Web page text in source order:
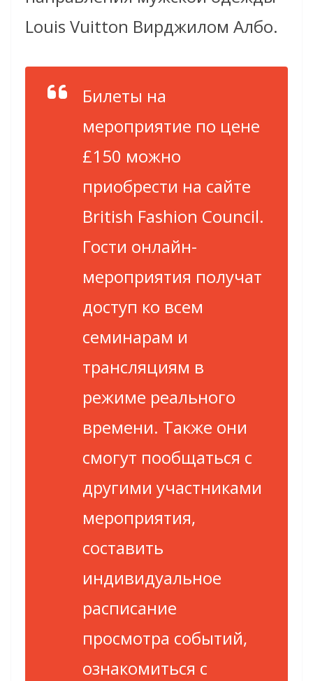
Louis Vuitton Вирджилом Албо.
Билеты на
мероприятие по цене
£150 можно
приобрести на сайте
British Fashion Council.
Гости онлайн-
мероприятия получат
доступ ко всем
семинарам и
трансляциям в
режиме реального
времени. Также они
смогут пообщаться с
другими участниками
мероприятия,
составить
индивидуальное
расписание
просмотра событий,
ознакомиться с